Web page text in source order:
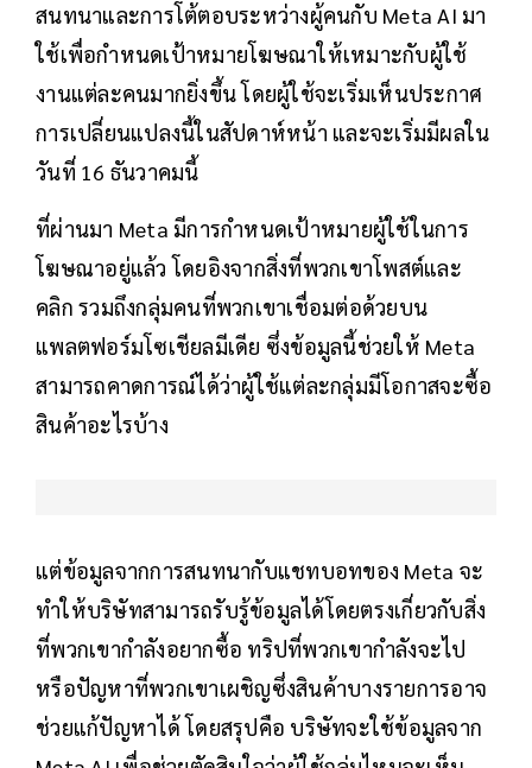
สนทนาและการโต้ตอบระหว่างผู้คนกับ Meta AI มา
ใช้เพื่อกำหนดเป้าหมายโฆษณาให้เหมาะกับผู้ใช้
งานแต่ละคนมากยิ่งขึ้น โดยผู้ใช้จะเริ่มเห็นประกาศ
การเปลี่ยนแปลงนี้ในสัปดาห์หน้า และจะเริ่มมีผลใน
วันที่ 16 ธันวาคมนี้
ที่ผ่านมา Meta มีการกำหนดเป้าหมายผู้ใช้ในการ
โฆษณาอยู่แล้ว โดยอิงจากสิ่งที่พวกเขาโพสต์และ
คลิก รวมถึงกลุ่มคนที่พวกเขาเชื่อมต่อด้วยบน
แพลตฟอร์มโซเชียลมีเดีย ซึ่งข้อมูลนี้ช่วยให้ Meta
สามารถคาดการณ์ได้ว่าผู้ใช้แต่ละกลุ่มมีโอกาสจะซื้อ
สินค้าอะไรบ้าง
แต่ข้อมูลจากการสนทนากับแชทบอทของ Meta จะ
ทำให้บริษัทสามารถรับรู้ข้อมูลได้โดยตรงเกี่ยวกับสิ่ง
ที่พวกเขากำลังอยากซื้อ ทริปที่พวกเขากำลังจะไป
หรือปัญหาที่พวกเขาเผชิญซึ่งสินค้าบางรายการอาจ
ช่วยแก้ปัญหาได้ โดยสรุปคือ บริษัทจะใช้ข้อมูลจาก